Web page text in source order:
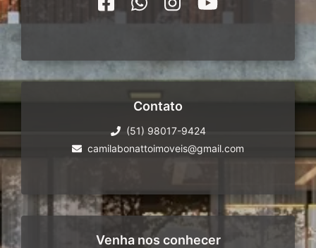
Contato
(51) 98017-9424
camilabonattoimoveis@gmail.com
Venha nos conhecer